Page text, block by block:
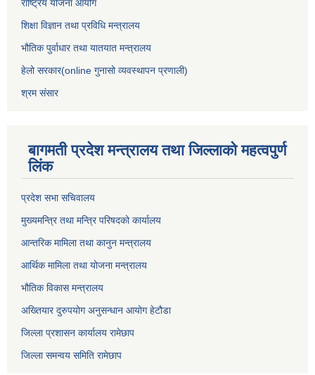
राष्ट्रिय योजना आयोग
शिक्षा विज्ञान तथा प्रविधि मन्त्रालय
भौतिक पुर्वाधार तथा यातयात मन्त्रालय
हेलो सरकार(online गुनासो व्यवस्थापन प्रणाली)
श्रम संसार
बागमती प्रदेश मन्त्रालय तथा जिल्लाको महत्वपुर्ण
लिंक
प्रदेश सभा सचिवालय
मुख्यमन्त्रि तथा मन्त्रि परिषदको कार्यालय
आन्तरिक मामिला तथा कानुन मन्त्रालय
आर्थिक मामिला तथा योजना मन्त्रालय
भौतिक विकास मन्त्रालय
अख्तियार दुरुपयोग अनुसन्धान आयोग हेटौडा
जिल्ला प्रशासन कार्यालय रामेछाप
जिल्ला समन्वय समिति रामेछाप